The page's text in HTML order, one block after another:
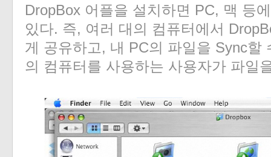
DropBox 어플을 설치하면 PC, 맥 등
있다. 즉, 여러 대의 컴퓨터에서
게 공유하고, 내 PC의 파일을 Sync할
의 컴퓨터를 사용하는 사용자가 파일